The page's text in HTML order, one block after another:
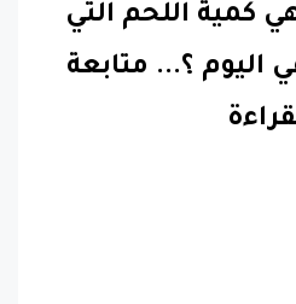
كمية اللحم التي
اليوم ؟... متابعة